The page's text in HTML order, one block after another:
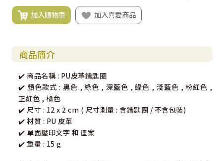
加入購物車 加入喜愛商品
商品簡介
✔️ 商品名稱 : PU皮革鑰匙圈
✔️ 顏色款式 : 黑色 , 綠色 , 深藍色 , 綠色 , 淺藍色 , 粉紅色 ,
正紅色 , 橘色
✔️ 尺寸 : 12 x 2 cm ( 尺寸測量 : 含鑰匙圈 / 不含包裝)
✔️ 材質 : PU 皮革
✔️ 單面壓印文字 和 圖案
✔️ 重量 : 15 g